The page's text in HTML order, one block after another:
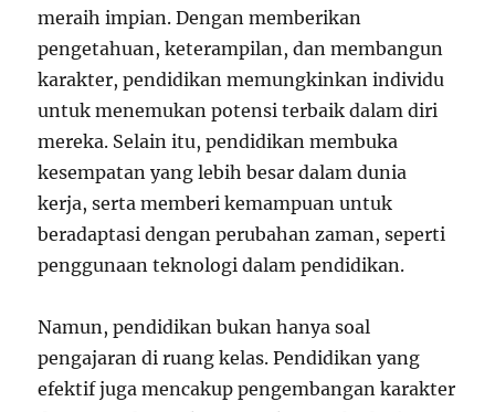
meraih impian. Dengan memberikan
pengetahuan, keterampilan, dan membangun
karakter, pendidikan memungkinkan individu
untuk menemukan potensi terbaik dalam diri
mereka. Selain itu, pendidikan membuka
kesempatan yang lebih besar dalam dunia
kerja, serta memberi kemampuan untuk
beradaptasi dengan perubahan zaman, seperti
penggunaan teknologi dalam pendidikan.
Namun, pendidikan bukan hanya soal
pengajaran di ruang kelas. Pendidikan yang
efektif juga mencakup pengembangan karakter